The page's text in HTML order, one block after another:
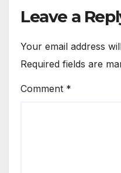
Leave a
Your email address
Required fields are
Comment *